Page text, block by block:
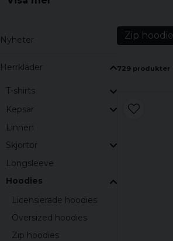
huvtröjor för alla tillfällen. Perfekt
Nyheter
Herrkläder
T-shirts
Kepsar
Linnen
Skjortor
Longsleeve
Hoodies
Licensierade hoodies
Oversized hoodies
Zip hoodies
Zip
729 produkter